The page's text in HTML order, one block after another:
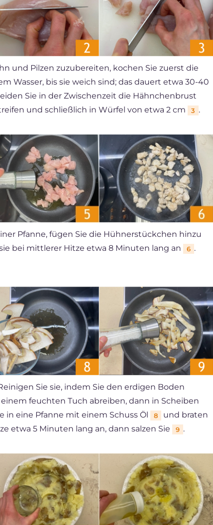
und Pilzen zuzubereiten, kochen Sie zuerst die
Wasser, bis sie weich sind; das dauert etwa 30-40
Sie in der Zwischenzeit die Hähnchenbrust
und schließlich in Würfel von etwa 2 cm 3 .
Pfanne, fügen Sie die Hühnerstückchen hinzu
bei mittlerer Hitze etwa 8 Minuten lang an 6 .
Sie sie, indem Sie den erdigen Boden
feuchten Tuch abreiben, dann in Scheiben
in eine Pfanne mit einem Schuss Öl 8
und braten
etwa 5 Minuten lang an, dann salzen Sie
9 .